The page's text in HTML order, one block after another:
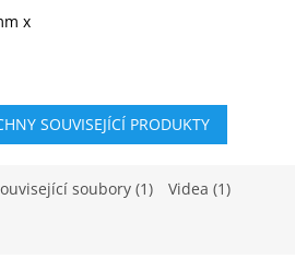
x
SOUVISEJÍCÍ PRODUKTY
soubory (1) Videa (1)